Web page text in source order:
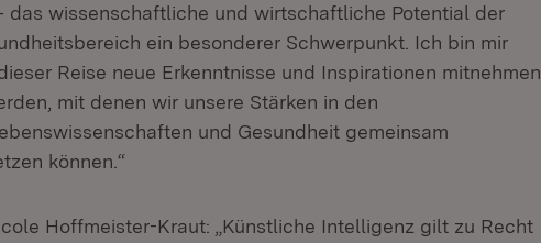
das wissenschaftliche und wirtschaftliche Potential der
ein besonderer Schwerpunkt. Ich bin mir
Reise neue Erkenntnisse und Inspirationen mitnehmen
mit denen wir unsere Stärken in den
und Gesundheit gemeinsam
können.“
Hoffmeister-Kraut: „Künstliche Intelligenz gilt zu Recht